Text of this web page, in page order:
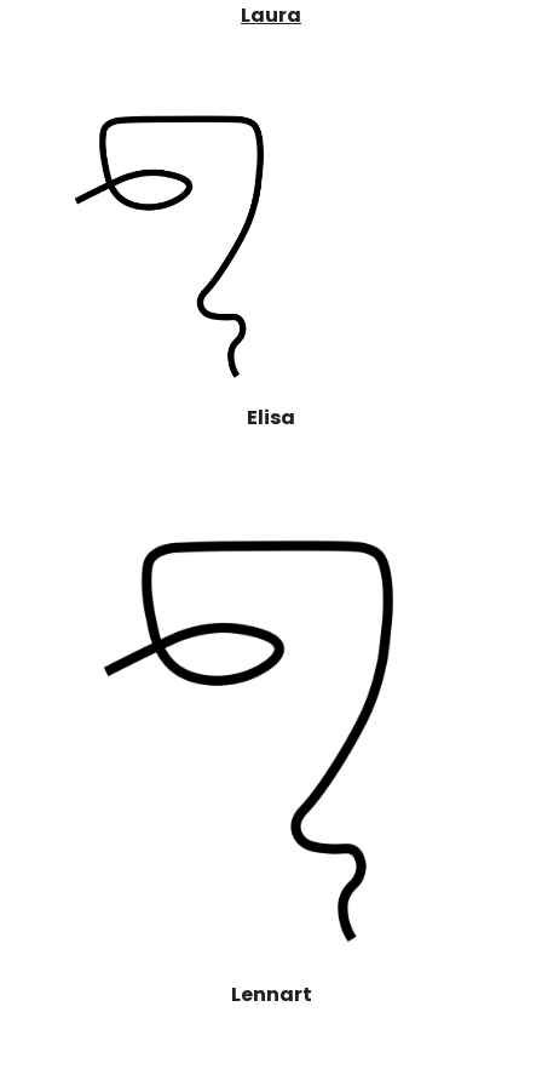
Laura
Elisa
Lennart